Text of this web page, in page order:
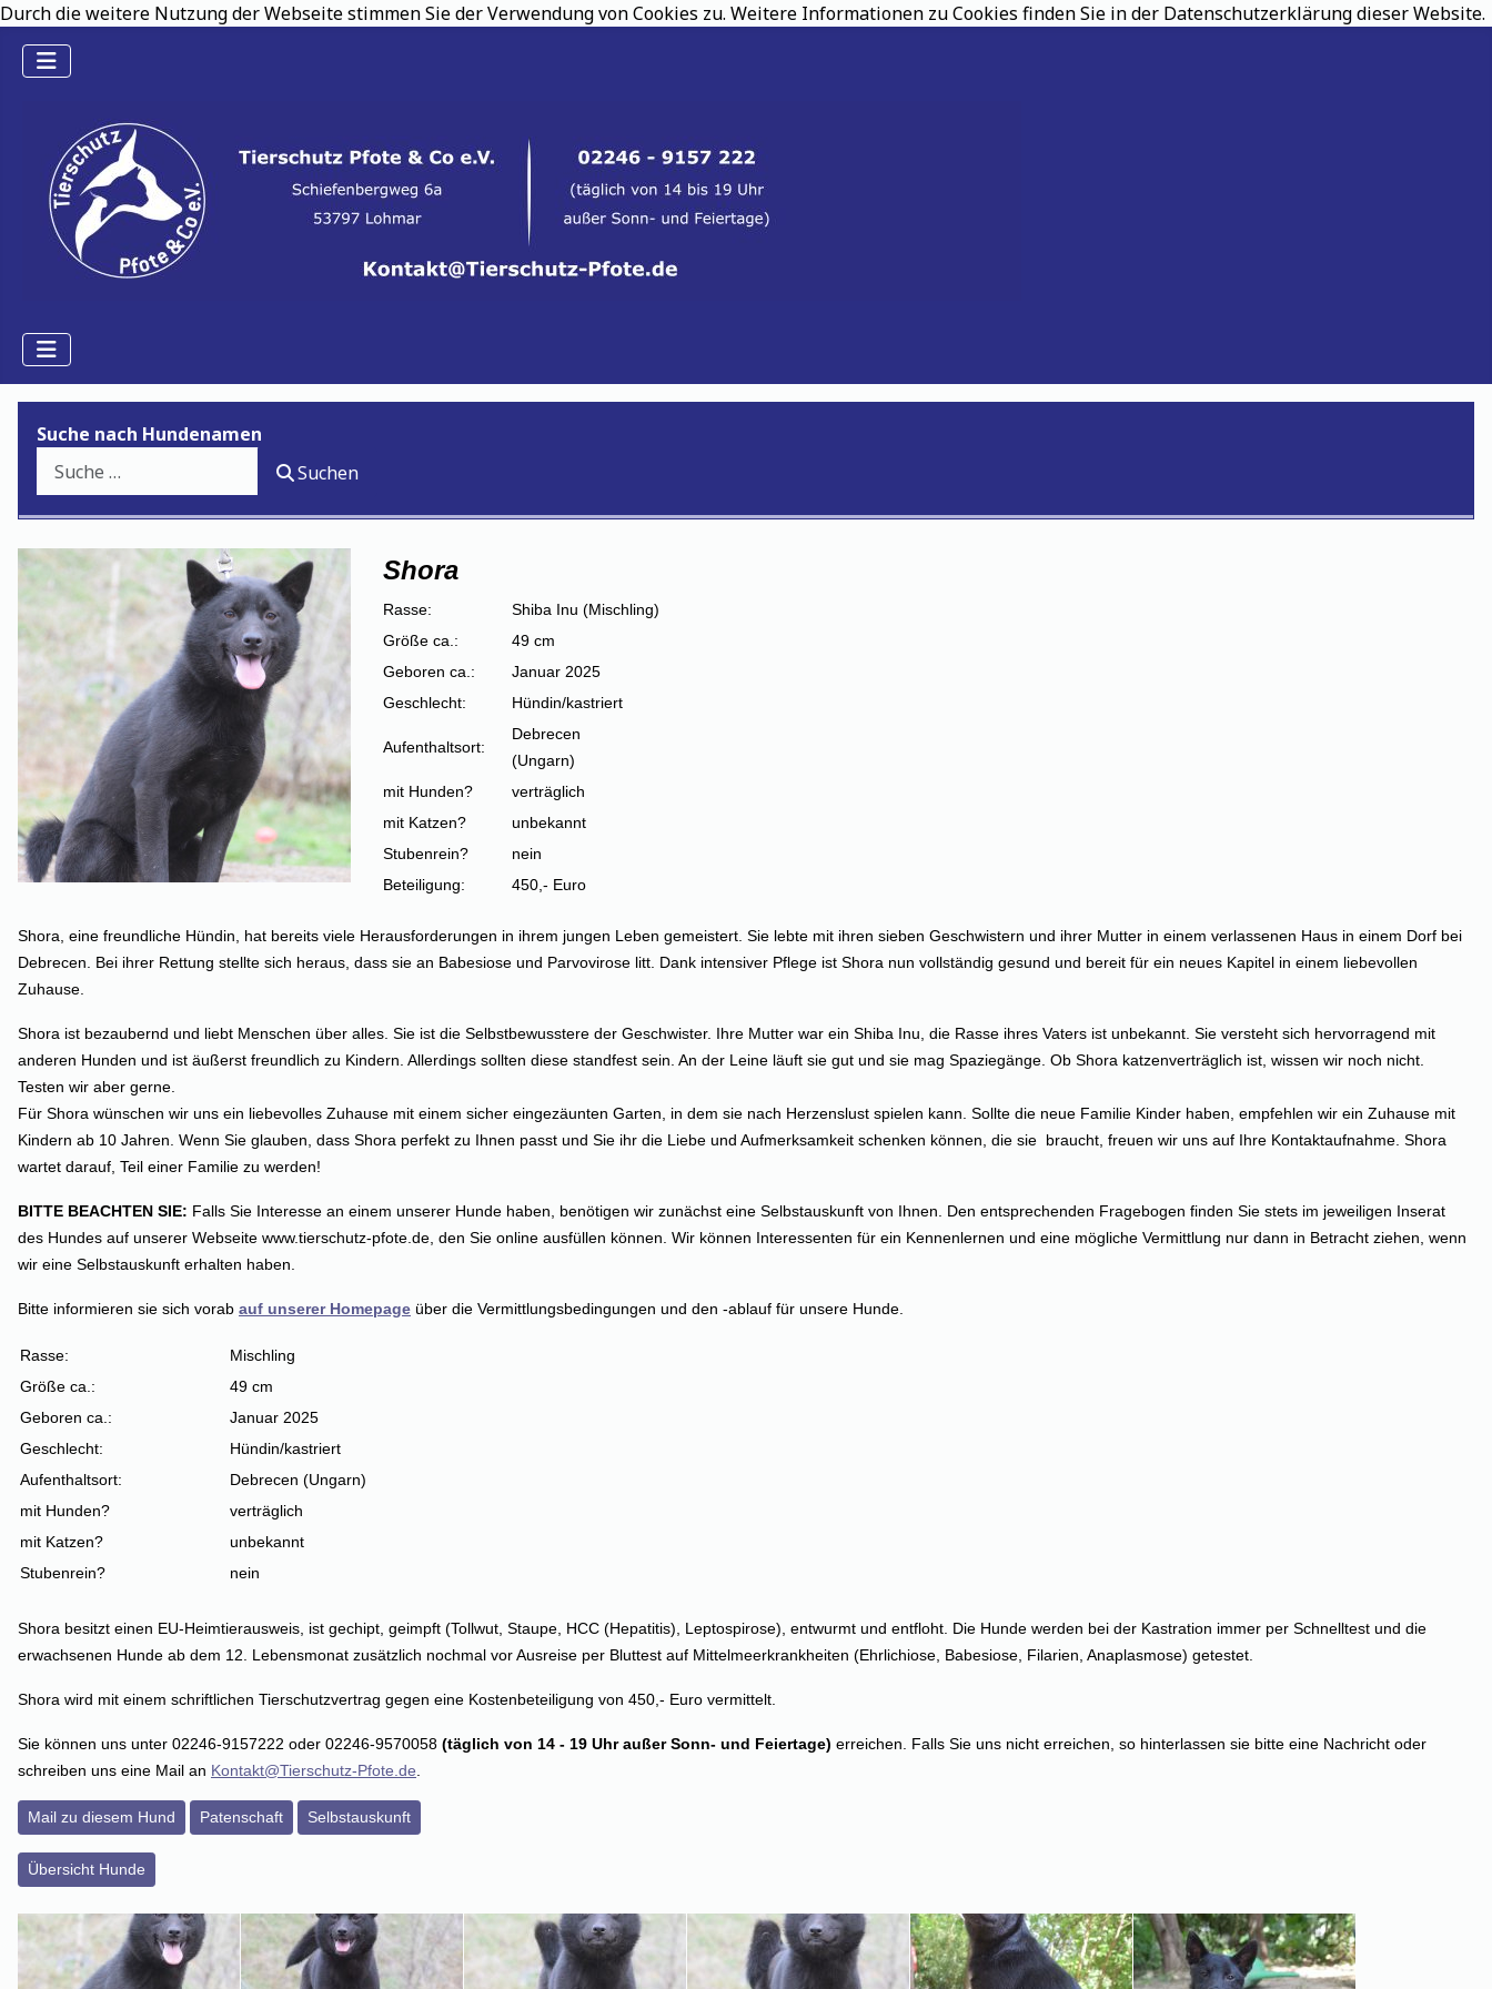
Durch die weitere Nutzung der Webseite stimmen Sie der Verwendung von Cookies zu. Weitere Informationen zu Cookies finden Sie in der Datenschutzerklärung dieser Website.
Suche nach Hundenamen
Suchen
Shora
Rasse:
Shiba Inu (Mischling)
Größe ca.:
49 cm
Geboren ca.:
Januar 2025
Geschlecht:
Hündin/kastriert
Aufenthaltsort:
Debrecen
(Ungarn)
mit Hunden?
verträglich
mit Katzen?
unbekannt
Stubenrein?
nein
Beteiligung:
450,- Euro
Shora, eine freundliche Hündin, hat bereits viele Herausforderungen in ihrem jungen Leben gemeistert. Sie lebte mit ihren sieben Geschwistern und ihrer Mutter in einem verlassenen Haus in einem Dorf bei
Debrecen. Bei ihrer Rettung stellte sich heraus, dass sie an Babesiose und Parvovirose litt. Dank intensiver Pflege ist Shora nun vollständig gesund und bereit für ein neues Kapitel in einem liebevollen
Zuhause.
Shora ist bezaubernd und liebt Menschen über alles. Sie ist die Selbstbewusstere der Geschwister. Ihre Mutter war ein Shiba Inu, die Rasse ihres Vaters ist unbekannt. Sie versteht sich hervorragend mit
anderen Hunden und ist äußerst freundlich zu Kindern. Allerdings sollten diese standfest sein. An der Leine läuft sie gut und sie mag Spaziegänge. Ob Shora katzenverträglich ist, wissen wir noch nicht.
Testen wir aber gerne.
Für Shora wünschen wir uns ein liebevolles Zuhause mit einem sicher eingezäunten Garten, in dem sie nach Herzenslust spielen kann. Sollte die neue Familie Kinder haben, empfehlen wir ein Zuhause mit
Kindern ab 10 Jahren. Wenn Sie glauben, dass Shora perfekt zu Ihnen passt und Sie ihr die Liebe und Aufmerksamkeit schenken können, die sie braucht, freuen wir uns auf Ihre Kontaktaufnahme. Shora
wartet darauf, Teil einer Familie zu werden!
BITTE BEACHTEN SIE: Falls Sie Interesse an einem unserer Hunde haben, benötigen wir zunächst eine Selbstauskunft von Ihnen. Den entsprechenden Fragebogen finden Sie stets im jeweiligen Inserat
des Hundes auf unserer Webseite www.tierschutz-pfote.de, den Sie online ausfüllen können. Wir können Interessenten für ein Kennenlernen und eine mögliche Vermittlung nur dann in Betracht ziehen, wenn
wir eine Selbstauskunft erhalten haben.
Bitte informieren sie sich vorab auf unserer Homepage über die Vermittlungsbedingungen und den -ablauf für unsere Hunde.
Rasse:
Mischling
Größe ca.:
49 cm
Geboren ca.:
Januar 2025
Geschlecht:
Hündin/kastriert
Aufenthaltsort:
Debrecen (Ungarn)
mit Hunden?
verträglich
mit Katzen?
unbekannt
Stubenrein?
nein
Shora besitzt einen EU-Heimtierausweis, ist gechipt, geimpft (Tollwut, Staupe, HCC (Hepatitis), Leptospirose), entwurmt und entfloht. Die Hunde werden bei der Kastration immer per Schnelltest und die
erwachsenen Hunde ab dem 12. Lebensmonat zusätzlich nochmal vor Ausreise per Bluttest auf Mittelmeerkrankheiten (Ehrlichiose, Babesiose, Filarien, Anaplasmose) getestet.
Shora wird mit einem schriftlichen Tierschutzvertrag gegen eine Kostenbeteiligung von 450,- Euro vermittelt.
Sie können uns unter 02246-9157222 oder 02246-9570058 (täglich von 14 - 19 Uhr außer Sonn- und Feiertage) erreichen. Falls Sie uns nicht erreichen, so hinterlassen sie bitte eine Nachricht oder
schreiben uns eine Mail an Kontakt@Tierschutz-Pfote.de
Mail zu diesem Hund Patenschaft Selbstauskunft
Übersicht Hunde